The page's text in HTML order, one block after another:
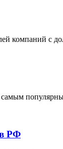
компаний с
самым
РФ